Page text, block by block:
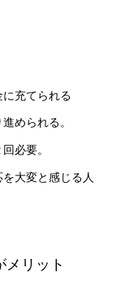
充てられる
められる。
必要。
大変と感じる人
メリット